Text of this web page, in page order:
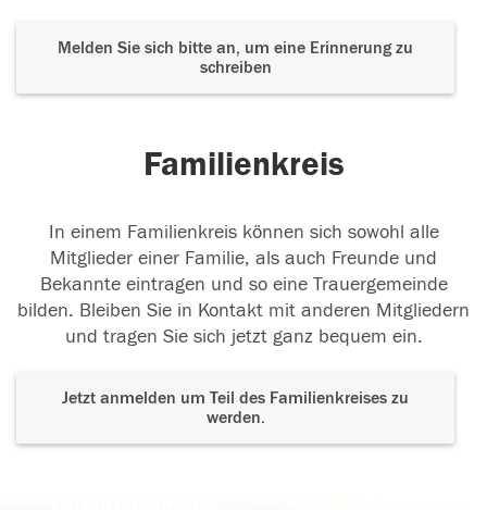
Melden Sie sich bitte an, um eine Erinnerung zu
schreiben
Familienkreis
In einem Familienkreis können sich sowohl alle
Mitglieder einer Familie, als auch Freunde und
Bekannte eintragen und so eine Trauergemeinde
bilden. Bleiben Sie in Kontakt mit anderen Mitgliedern
und tragen Sie sich jetzt ganz bequem ein.
Jetzt anmelden um Teil des Familienkreises zu
werden.